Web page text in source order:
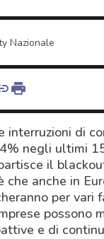
Nazionale
interruzioni di
negli ultimi
il
che anche in
per vari
possono
e di